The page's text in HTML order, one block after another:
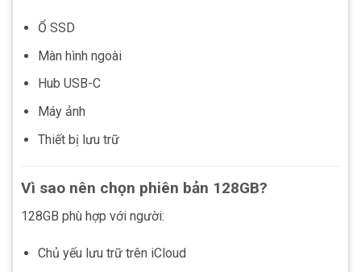
Ổ SSD
Màn hình ngoài
Hub USB-C
Máy ảnh
Thiết bị lưu trữ
Vì sao nên chọn phiên bản 128GB?
128GB phù hợp với người:
Chủ yếu lưu trữ trên iCloud